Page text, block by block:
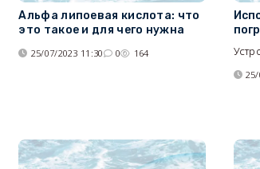
Альфа липоевая кислота: что
это такое и для чего нужна
25/07/2023 11:30 0 164